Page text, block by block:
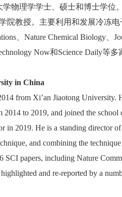
物理学学士、硕士和博士学位
院教授。主要利用和发展冷冻
、Nature Chemical Biology、
Now和Science Daily等多
in China
from Xi’an Jiaotong University.
to 2019, and joined the school
in 2019. He is a standing director
and combining the
SCI papers, including Nature
and re-reported by a